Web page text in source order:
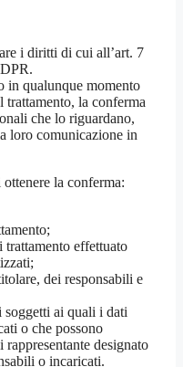
i diritti di cui all’art. 7
in qualunque momento
trattamento, la conferma
che lo riguardano,
loro comunicazione in
la conferma:
effettuato
dei responsabili e
soggetti ai quali i dati
o che possono
designato
o incaricati.